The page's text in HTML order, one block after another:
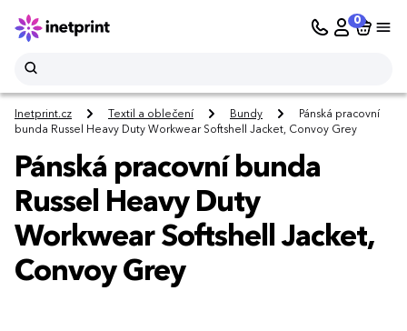
0
Inetprint.cz Textil a oblečení Bundy
Pánská pracovní
bunda Russel Heavy Duty Workwear Softshell Jacket, Convoy Grey
Pánská pracovní bunda
Russel Heavy Duty
Workwear Softshell Jacket,
Convoy Grey